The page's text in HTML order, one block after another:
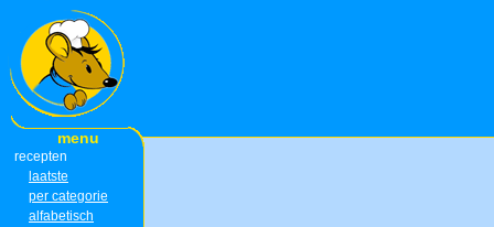
menu
recepten
laatste
per categorie
alfabetisch